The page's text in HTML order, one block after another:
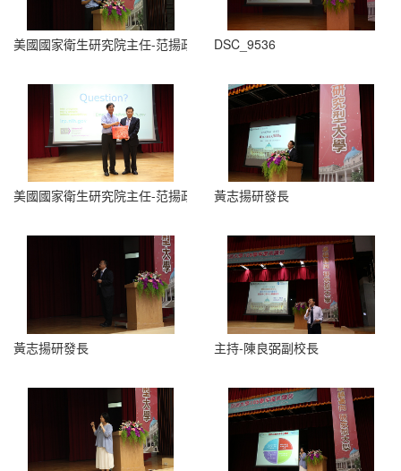
美國國家衛生研究院主任-范揚政 DSC_9536
美國國家衛生研究院主任-范揚政 黃志揚研發長
黃志揚研發長 主持-陳良弼副校長